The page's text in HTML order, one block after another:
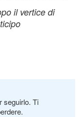
il vertice di
seguirlo. Ti